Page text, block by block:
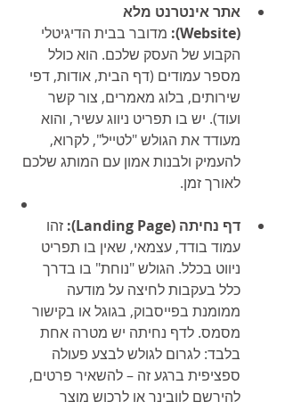
אתר אינטרנט מלא
(Website):
מדובר בבית הדיגיטלי
הקבוע של העסק שלכם. הוא כולל
מספר עמודים (דף הבית, אודות, דפי
שירותים, בלוג מאמרים, צור קשר
ועוד). יש בו תפריט ניווג עשיר, והוא
מעודד את הגולש "לטייל", לקרוא,
להעמיק ולבנות אמון עם המותג שלכם
לאורך זמן.
דף נחיתה (Landing Page):
זהו
עמוד בודד, עצמאי, שאין בו תפריט
ניווט בכלל. הגולש "נוחת" בו בדרך
כלל בעקבות לחיצה על מודעה
ממומנת בפייסבוק, בגוגל או בקישור
מסמס. לדף נחיתה יש מטרה אחת
בלבד: לגרום לגולש לבצע פעולה
ספציפית ברגע זה – להשאיר פרטים,
להירשם לוובינר או לרכוש מוצר